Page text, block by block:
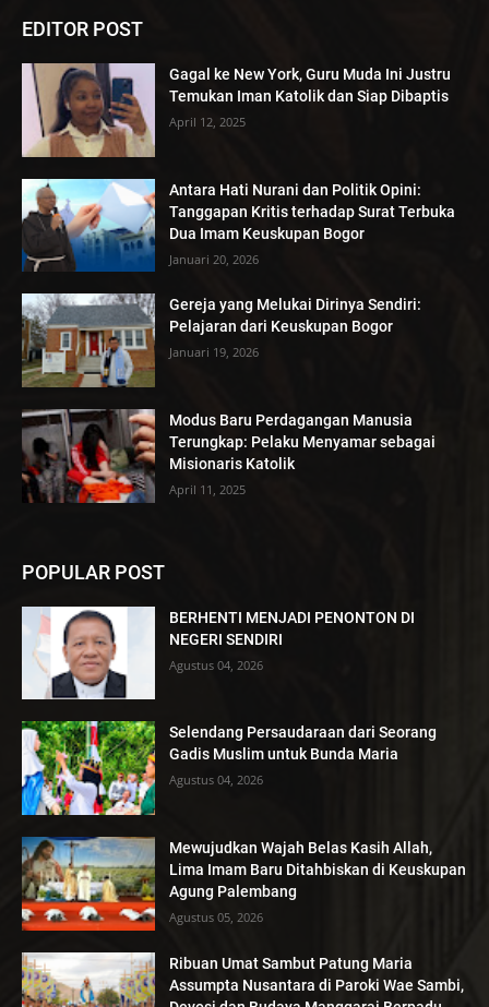
EDITOR POST
Gagal ke New York, Guru Muda Ini Justru
Temukan Iman Katolik dan Siap Dibaptis
April 12, 2025
Antara Hati Nurani dan Politik Opini:
Tanggapan Kritis terhadap Surat Terbuka
Dua Imam Keuskupan Bogor
Januari 20, 2026
Gereja yang Melukai Dirinya Sendiri:
Pelajaran dari Keuskupan Bogor
Januari 19, 2026
Modus Baru Perdagangan Manusia
Terungkap: Pelaku Menyamar sebagai
Misionaris Katolik
April 11, 2025
POPULAR POST
BERHENTI MENJADI PENONTON DI
NEGERI SENDIRI
Agustus 04, 2026
Selendang Persaudaraan dari Seorang
Gadis Muslim untuk Bunda Maria
Agustus 04, 2026
Mewujudkan Wajah Belas Kasih Allah,
Lima Imam Baru Ditahbiskan di Keuskupan
Agung Palembang
Agustus 05, 2026
Ribuan Umat Sambut Patung Maria
Assumpta Nusantara di Paroki Wae Sambi,